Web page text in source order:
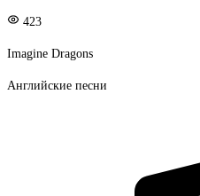
423
Imagine Dragons
Английские песни